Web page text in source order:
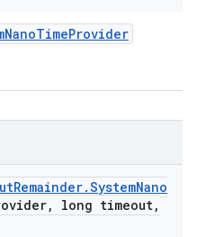
NanoTimeProvider
Remainder.SystemNano
, long timeout,